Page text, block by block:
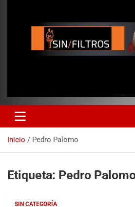
Inicio Pedro Palomo
Etiqueta: Pedro
SIN CATEGORÍA